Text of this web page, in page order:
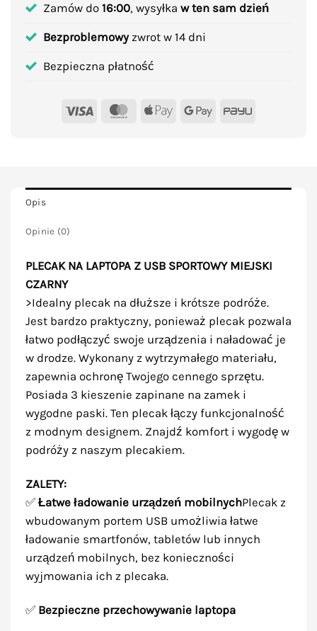
Zamów do 16:00, wysyłka w ten sam dzień
Bezproblemowyzwrot w 14 dni
Bezpieczna płatność
Visa MasterCard
Apple
Google PayU
Opis
Opinie (0)
PLECAK NA LAPTOPA Z USB SPORTOWY MIEJSKI
CZARNY
>Idealny plecak na dłuższe i krótsze podróże.
Jest bardzo praktyczny, ponieważ plecak pozwala
łatwo podłączyć swoje urządzenia i naładować je
w drodze. Wykonany z wytrzymałego materiału,
zapewnia ochronę Twojego cennego sprzętu.
Posiada 3 kieszenie zapinane na zamek i
wygodne paski. Ten plecak łączy funkcjonalność
z modnym designem. Znajdź komfort i wygodę w
podróży z naszym plecakiem.
ZALETY:
✅ Łatwe ładowanie urządzeń mobilnychPlecak z
wbudowanym portem USB umożliwia łatwe
ładowanie smartfonów, tabletów lub innych
urządzeń mobilnych, bez konieczności
wyjmowania ich z plecaka.
✅Bezpieczne przechowywanie laptopa